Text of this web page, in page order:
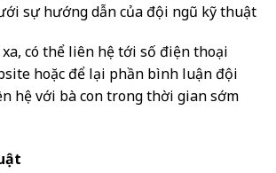
sự hướng dẫn của đội ngũ kỹ thuật
có thể liên hệ tới số điện thoại
hoặc để lại phần bình luận đội
hệ với bà con trong thời gian sớm